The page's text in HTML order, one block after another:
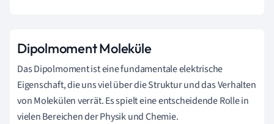
Dipolmoment Moleküle
Das Dipolmoment ist eine fundamentale elektrische
Eigenschaft, die uns viel über die Struktur und das Verhalten
von Molekülen verrät. Es spielt eine entscheidende Rolle in
vielen Bereichen der Physik und Chemie.